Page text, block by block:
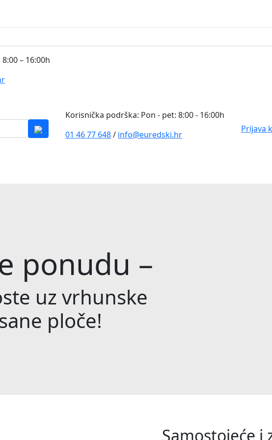
– 16:00h
Korisnička podrška: Pon - pet: 8:00 - 16:00h
01 46 77 648/ info@euredski.hr
Prijava
ponudu –
uz vrhunske
ploče!
Samostojeće i